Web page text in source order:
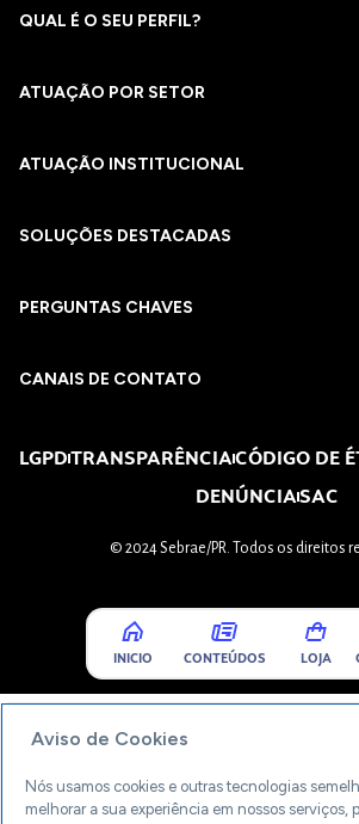
QUAL É O SEU PERFIL?
ATUAÇÃO POR SETOR
ATUAÇÃO INSTITUCIONAL
SOLUÇÕES DESTACADAS
PERGUNTAS CHAVES​
CANAIS DE CONTATO
LGPDTRANSPARÊNCIACÓDIGO DE
DENÚNCIASAC
© 2024 Sebrae/PR. Todos os direitos
INICIO CONTEÚDOS LOJA
Aviso de Cookies
Nós usamos cookies e outras tecnologias
melhorar a sua experiência em nossos serviços,